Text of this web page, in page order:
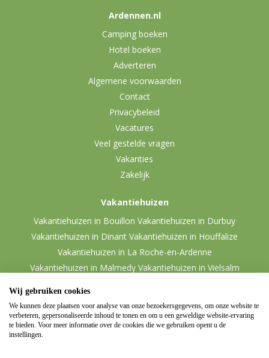
Ardennen.nl
Camping boeken
Hotel boeken
Adverteren
Algemene voorwaarden
Contact
Privacybeleid
Vacatures
Veel gestelde vragen
Vakanties
Zakelijk
Vakantiehuizen
Vakantiehuizen in Bouillon Vakantiehuizen in Durbuy
Vakantiehuizen in Dinant Vakantiehuizen in Houffalize
Vakantiehuizen in La Roche-en-Ardenne
Vakantiehuizen in Malmedy Vakantiehuizen in Vielsalm
Wij gebruiken cookies
We kunnen deze plaatsen voor analyse van onze bezoekersgegevens, om onze website te
verbeteren, gepersonaliseerde inhoud te tonen en om u een geweldige website-ervaring
te bieden. Voor meer informatie over de cookies die we gebruiken opent u de
instellingen.